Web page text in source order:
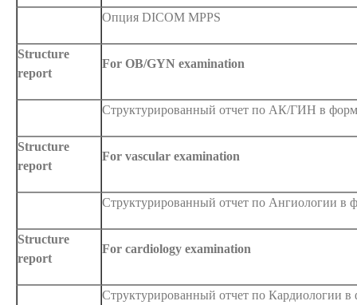
Опция DICOM MPPS
Structure
report
For OB/GYN examination
Структурированный отчет по АК/ГИН в
Structure
report
For vascular examination
Структурированный отчет по Ангиологии в
Structure
report
For cardiology examination
Структурированный отчет по Кардиологии